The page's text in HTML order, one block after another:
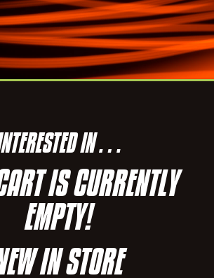
IN…
IS CURRENTLY
EMPTY!
IN STORE